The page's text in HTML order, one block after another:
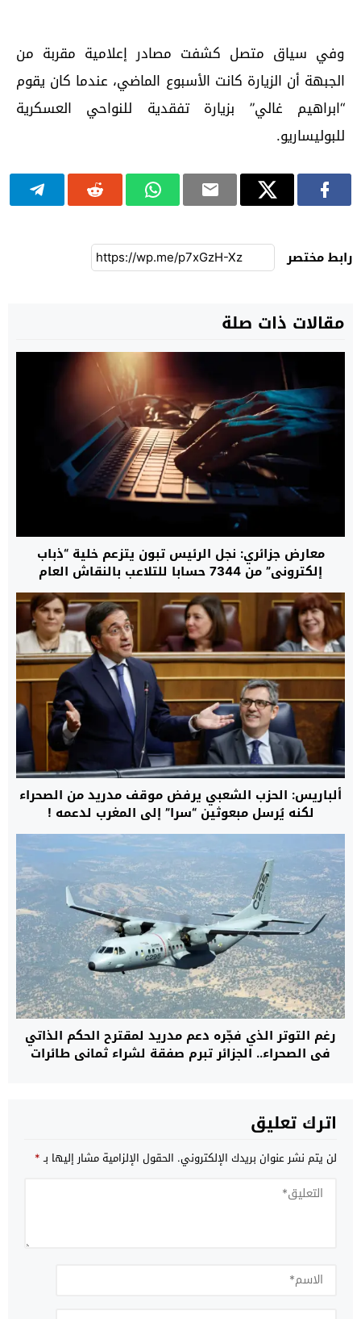
وفي سياق متصل كشفت مصادر إعلامية مقربة من
الجبهة أن الزيارة كانت الأسبوع الماضي، عندما كان يقوم
“ابراهيم غالي” بزيارة تفقدية للنواحي العسكرية
للبوليساريو.
رابط مختصر
مقالات ذات صلة
معارض جزائري: نجل الرئيس تبون يتزعم خلية “ذباب
إلكتروني” من 7344 حسابا للتلاعب بالنقاش العام
وتزييف الوعي الشعبي للجزائريين
ألباريس: الحزب الشعبي يرفض موقف مدريد من الصحراء
لكنه يُرسل مبعوثين “سرا” إلى المغرب لدعمه !
رغم التوتر الذي فجّره دعم مدريد لمقترح الحكم الذاتي
في الصحراء.. الجزائر تبرم صفقة لشراء ثماني طائرات
اترك تعليق
لن يتم نشر عنوان بريدك الإلكتروني. الحقول الإلزامية مشار إليها بـ*